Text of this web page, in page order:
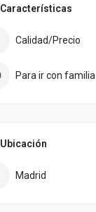
Características
Calidad/Precio
Para ir con familia
Ubicación
Madrid